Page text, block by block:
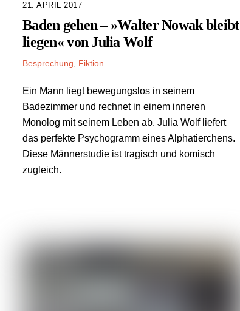
21. APRIL 2017
Baden gehen – »Walter Nowak bleibt
liegen« von Julia Wolf
Besprechung Fiktion
Ein Mann liegt bewegungslos in seinem
Badezimmer und rechnet in einem inneren
Monolog mit seinem Leben ab. Julia Wolf liefert
das perfekte Psychogramm eines Alphatierchens.
Diese Männerstudie ist tragisch und komisch
zugleich.